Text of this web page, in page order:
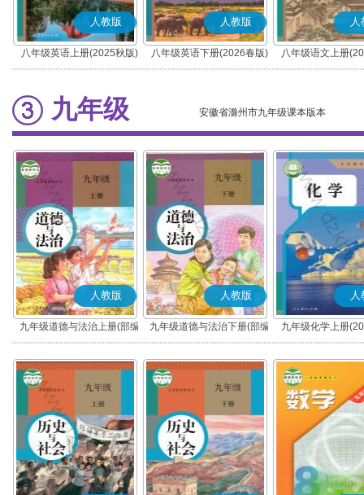
人教版
八年级英语上册(2025秋版)
人教版
八年级英语下册(2026春版)
人
八年级语文上册
(部编版)
九年级 安徽省滁州市九年级课本版本
人教版
九年级道德与法治上册(部编
版)
人教版
九年级道德与法治下册(部编
版)
人
九年级化学上册